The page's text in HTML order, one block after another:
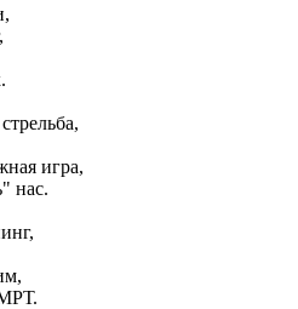
игра,
нас.